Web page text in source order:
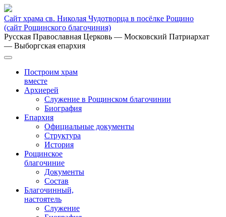
Сайт храма св. Николая Чудотворца в посёлке Рощино
(сайт Рощинского благочиния)
Русская Православная Церковь — Московский Патриархат
— Выборгская епархия
Построим храм
вместе
Архиерей
Служение в Рощинском благочинии
Биография
Епархия
Официальные документы
Структура
История
Рощинское
благочиние
Документы
Состав
Благочинный,
настоятель
Служение